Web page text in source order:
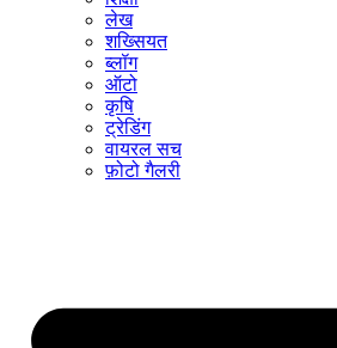
लेख
शख्सियत
ब्लॉग
ऑटो
कृषि
ट्रेडिंग
वायरल सच
फ़ोटो गैलरी